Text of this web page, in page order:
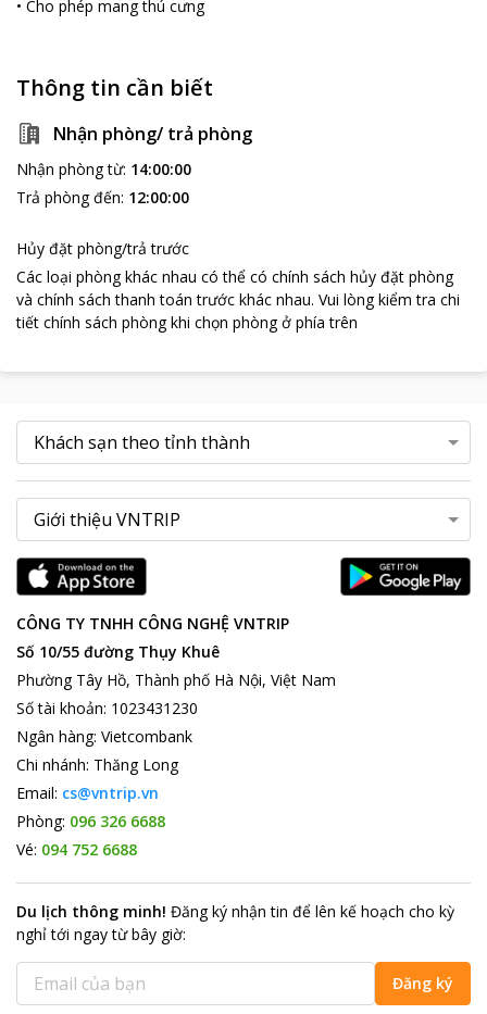
• Cho phép mang thú cưng
Thông tin cần biết
Nhận phòng/ trả phòng
Nhận phòng từ: 14:00:00
Trả phòng đến: 12:00:00
Hủy đặt phòng/trả trước
Các loại phòng khác nhau có thể có chính sách hủy đặt phòng
và chính sách thanh toán trước khác nhau. Vui lòng kiểm tra chi
tiết chính sách phòng khi chọn phòng ở phía trên
CÔNG TY TNHH CÔNG NGHỆ VNTRIP
Số 10/55 đường Thụy Khuê
Phường Tây Hồ, Thành phố Hà Nội, Việt Nam
Số tài khoản: 1023431230
Ngân hàng: Vietcombank
Chi nhánh: Thăng Long
Email: cs@vntrip.vn
Phòng: 096 326 6688
Vé: 094 752 6688
Du lịch thông minh! Đăng ký nhận tin để lên kế hoạch cho kỳ
nghỉ tới ngay từ bây giờ:
Đăng ký